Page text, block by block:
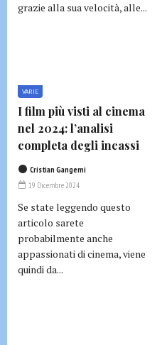
grazie alla sua velocità, alle...
VARIE
I film più visti al cinema
nel 2024: l’analisi
completa degli incassi
Cristian Gangemi
19 Dicembre 2024
Se state leggendo questo
articolo sarete
probabilmente anche
appassionati di cinema, viene
quindi da...